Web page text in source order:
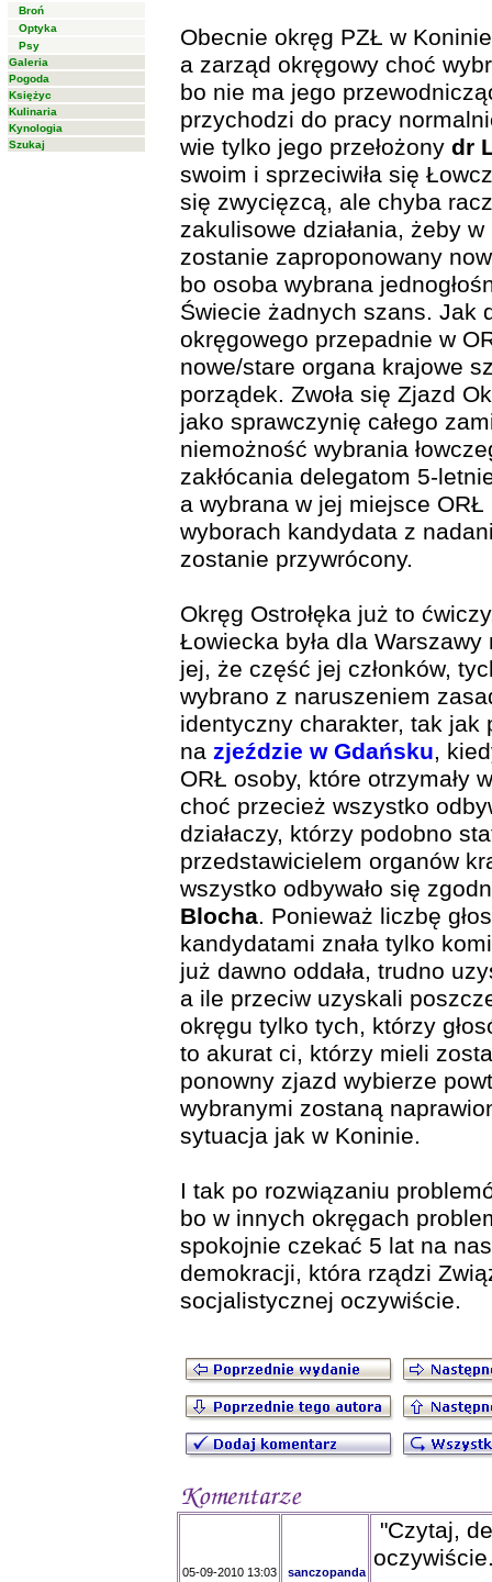
Broń
Optyka
Psy
Galeria
Pogoda
Księżyc
Kulinaria
Kynologia
Szukaj
Obecnie okręg PZŁ w
a zarząd okręgowy choć
bo nie ma jego
przychodzi do pracy
wie tylko jego przełożony dr
swoim i sprzeciwiła się
się zwycięzcą, ale chyba
zakulisowe działania, żeby w
zostanie zaproponowany
bo osoba wybrana
Świecie żadnych szans. Jak
okręgowego przepadnie w
nowe/stare organa krajowe
porządek. Zwoła się Zjazd
jako sprawczynię całego
niemożność wybrania
zakłócania delegatom 5-
a wybrana w jej miejsce
wyborach kandydata z
zostanie przywrócony.
Okręg Ostrołęka już to
Łowiecka była dla
jej, że część jej członków,
wybrano z naruszeniem
identyczny charakter, tak jak
na zjeździe w Gdańsku,
ORŁ osoby, które otrzymały
choć przecież wszystko
działaczy, którzy podobno
przedstawicielem organów
wszystko odbywało się
Blocha. Ponieważ liczbę
kandydatami znała tylko
już dawno oddała, trudno
a ile przeciw uzyskali
okręgu tylko tych, którzy
to akurat ci, którzy mieli
ponowny zjazd wybierze
wybranymi zostaną
sytuacja jak w Koninie.
I tak po rozwiązaniu
bo w innych okręgach
spokojnie czekać 5 lat na
demokracji, która rządzi
socjalistycznej oczywiście.
05-09-2010 13:03 sanczopanda
"Czytaj,